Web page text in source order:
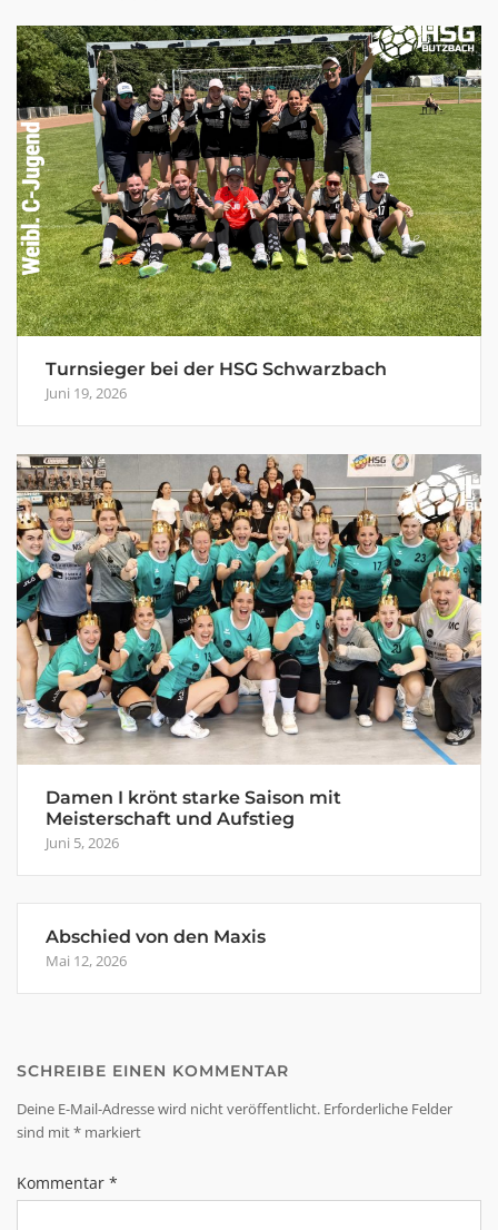
Turnsieger bei der HSG Schwarzbach
Juni 19, 2026
Damen I krönt starke Saison mit
Meisterschaft und Aufstieg
Juni 5, 2026
Abschied von den Maxis
Mai 12, 2026
SCHREIBE EINEN KOMMENTAR
Deine E-Mail-Adresse wird nicht veröffentlicht. Erforderliche Felder
sind mit* markiert
Kommentar *